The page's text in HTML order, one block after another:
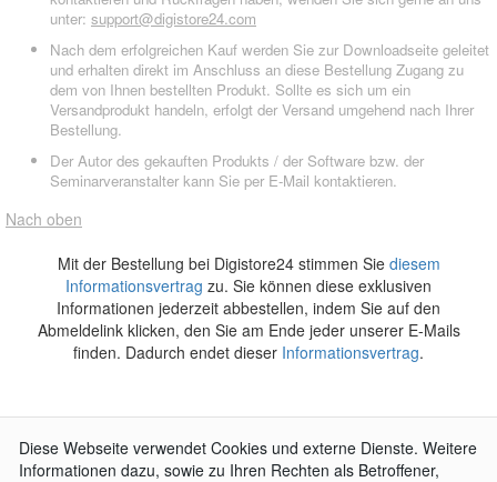
unter: support@digistore24.com
Nach dem erfolgreichen Kauf werden Sie zur Downloadseite geleitet
und erhalten direkt im Anschluss an diese Bestellung Zugang zu
dem von Ihnen bestellten Produkt. Sollte es sich um ein
Versandprodukt handeln, erfolgt der Versand umgehend nach Ihrer
Bestellung.
Der Autor des gekauften Produkts / der Software bzw. der
Seminarveranstalter kann Sie per E-Mail kontaktieren.
Nach oben
Mit der Bestellung bei Digistore24 stimmen Sie diesem
Informationsvertrag zu. Sie können diese exklusiven
Informationen jederzeit abbestellen, indem Sie auf den
Abmeldelink klicken, den Sie am Ende jeder unserer E-Mails
finden. Dadurch endet dieser Informationsvertrag.
AGB Impressum Widerrufsbelehrung
Datenschutzerklärung
Kontakt